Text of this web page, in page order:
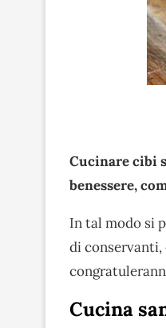
Cucinare cibi
benessere,
In tal modo si
di
Cucina